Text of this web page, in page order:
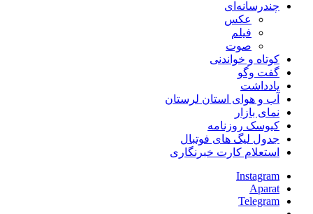
چندرسانه‌ای
عكس
فیلم
صوت
کوتاه و خواندنی
گفت وگو
یادداشت
آب و هوای استان لرستان
نمای بازار
کیوسک روزنامه
جدول لیگ های فوتبال
استعلام کارت خبرنگاری
Instagram
Aparat
Telegram